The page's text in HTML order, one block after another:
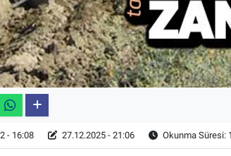
- 16:08 27.12.2025 - 21:06 Okunma Süresi: